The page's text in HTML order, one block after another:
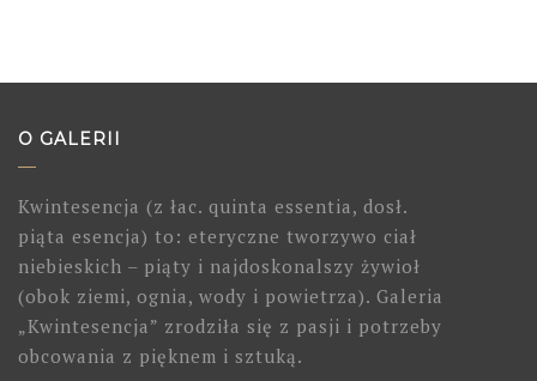
for:
O GALERII
Kwintesencja (z łac. quinta essentia, dosł.
piąta esencja) to: eteryczne tworzywo ciał
niebieskich – piąty i najdoskonalszy żywioł
(obok ziemi, ognia, wody i powietrza). Galeria
„Kwintesencja” zrodziła się z pasji i potrzeby
obcowania z pięknem i sztuką.